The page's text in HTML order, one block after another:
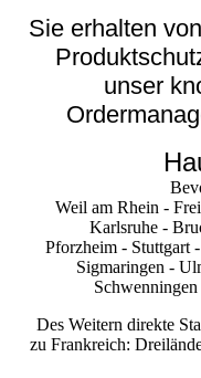
Sie erhalten
unser
Weil am Rhein -
Karlsruhe -
Pforzheim - Stuttgart
Sigmaringen -
Des Weitern direkte
zu Frankreich: